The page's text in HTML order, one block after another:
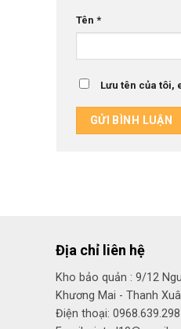
Tên *
Lưu tên của tôi,
Địa chỉ liên hệ
Kho bảo quản : 9/12
Khương Mai - Thanh
Điện thoại: 0968.639.298